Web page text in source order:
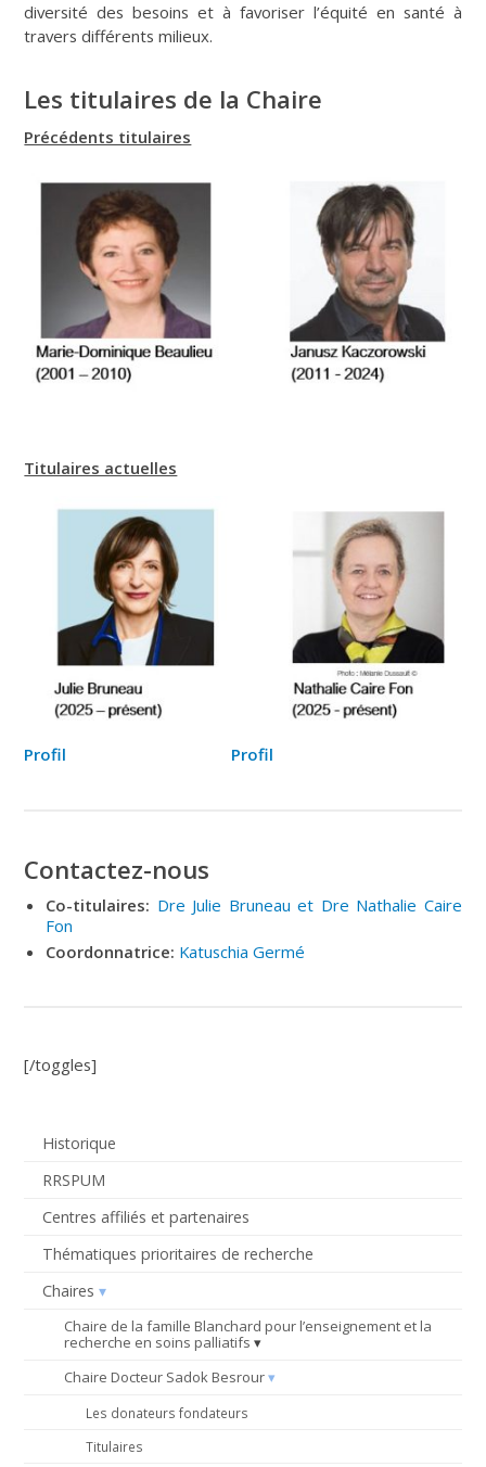
Historique
RRSPUM
Centres affiliés et partenaires
Thématiques prioritaires de recherche
Chaires
Chaire de la famille Blanchard pour l’enseignement et la
recherche en soins palliatifs
Chaire Docteur Sadok Besrour
Les donateurs fondateurs
Titulaires
diversité des besoins et à favoriser l’équité en santé à
travers différents milieux.
Les titulaires de la Chaire
Précédents titulaires
Titulaires actuelles
Profil Profil
Contactez-nous
Co-titulaires: Dre Julie Bruneau et Dre Nathalie Caire
Fon
Coordonnatrice: Katuschia Germé
[/toggles]